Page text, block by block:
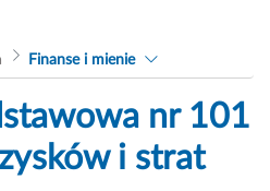
Finanse i mienie
nr 101
i strat